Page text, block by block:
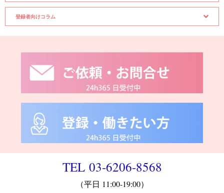
登録者向けコラム
TEL 03-6206-8568
（平日 11:00-19:00）